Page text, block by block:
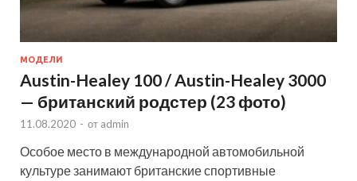
МОДЕЛИ
Austin-Healey 100 / Austin-Healey 3000
— британский родстер (23 фото)
11.08.2020 - от admin
Особое место в международной автомобильной
культуре занимают британские спортивные